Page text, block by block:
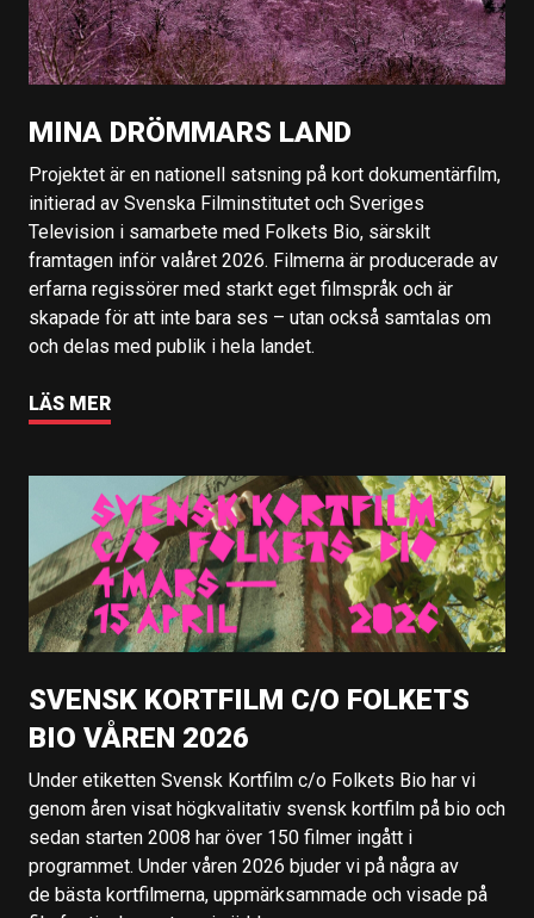
MINA DRÖMMARS LAND
Projektet är en nationell satsning på kort dokumentärfilm,
initierad av Svenska Filminstitutet och Sveriges
Television i samarbete med Folkets Bio, särskilt
framtagen inför valåret 2026. Filmerna är producerade av
erfarna regissörer med starkt eget filmspråk och är
skapade för att inte bara ses – utan också samtalas om
och delas med publik i hela landet.
LÄS MER
SVENSK KORTFILM C/O FOLKETS
BIO VÅREN 2026
Under etiketten Svensk Kortfilm c/o Folkets Bio har vi
genom åren visat högkvalitativ svensk kortfilm på bio och
sedan starten 2008 har över 150 filmer ingått i
programmet. Under våren 2026 bjuder vi på några av
de bästa kortfilmerna, uppmärksammade och visade på